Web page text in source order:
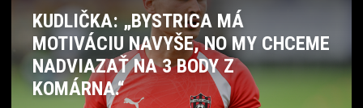
KUDLIČKA: „BYSTRICA MÁ
MOTIVÁCIU NAVYŠE, NO MY CHCEME
NADVIAZAŤ NA 3 BODY Z
KOMÁRNA.“